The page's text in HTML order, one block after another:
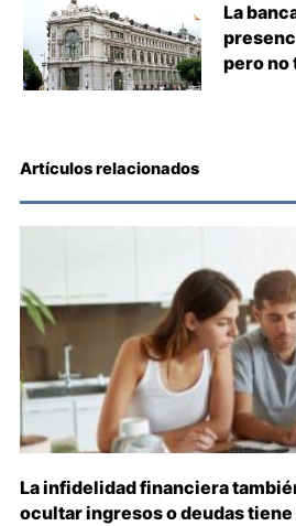
La
pero no
Artículos relacionados
La infidelidad financiera
ocultar ingresos o deudas